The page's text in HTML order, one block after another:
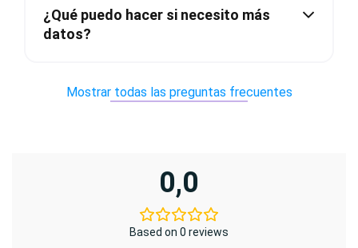
¿Qué puedo hacer si necesito más
datos?
Mostrar todas las preguntas frecuentes
0,0
Based on 0 reviews